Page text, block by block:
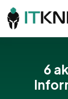
6